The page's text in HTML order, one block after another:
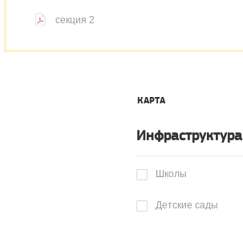
секция 2
КАРТА
Инфраструктура
Школы
Детские сады